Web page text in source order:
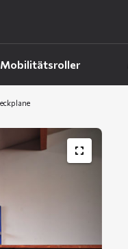
Mobilitätsroller